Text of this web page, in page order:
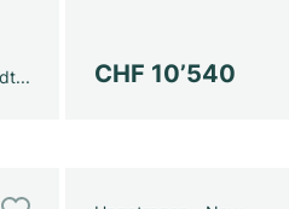
CHF 10’540